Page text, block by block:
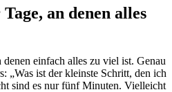
an denen alles
einfach alles zu viel ist. Genau
„Was ist der kleinste Schritt, den ich
sind es nur fünf Minuten. Vielleicht